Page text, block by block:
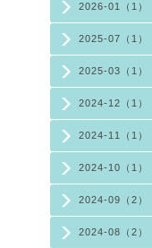
2026-01（1）
2025-07（1）
2025-03（1）
2024-12（1）
2024-11（1）
2024-10（1）
2024-09（2）
2024-08（2）